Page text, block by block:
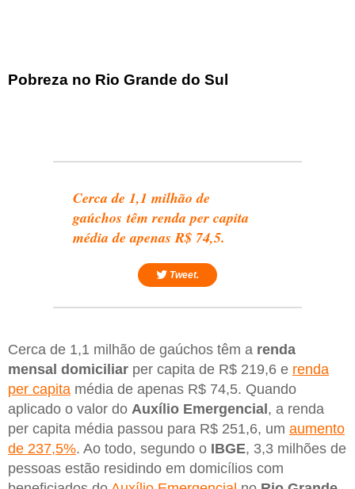
Pobreza no Rio Grande do Sul
Cerca de 1,1 milhão de
gaúchos têm renda per capita
média de apenas R$ 74,5.
Tweet.
Cerca de 1,1 milhão de gaúchos têm a renda
mensal domiciliar per capita de R$ 219,6 e renda
per capita média de apenas R$ 74,5. Quando
aplicado o valor do Auxílio Emergencial, a renda
per capita média passou para R$ 251,6, um aumento
de 237,5%. Ao todo, segundo o IBGE, 3,3 milhões de
pessoas estão residindo em domicílios com